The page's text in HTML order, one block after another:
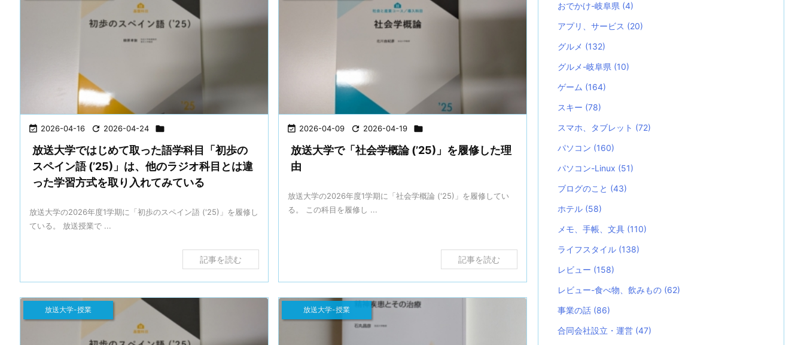
 2026-04-16  2026-04-24 
放送大学ではじめて取った語学科目「初歩の
スペイン語 (’25)」は、他のラジオ科目とは違
った学習方式を取り入れてみている
放送大学の2026年度1学期に「初歩のスペイン語 ('25)」を履修し
ている。 放送授業で ...
記事を読む
 2026-04-09  2026-04-19 
放送大学で「社会学概論 (’25)」を履修した理
由
放送大学の2026年度1学期に「社会学概論 ('25)」を履修してい
る。 この科目を履修し ...
記事を読む
放送大学-授業 放送大学-授業
おでかけ-岐阜県 (4)
アプリ、サービス (20)
グルメ (132)
グルメ-岐阜県 (10)
ゲーム (164)
スキー (78)
スマホ、タブレット (72)
パソコン (160)
パソコン-Linux (51)
ブログのこと (43)
ホテル (58)
メモ、手帳、文具 (110)
ライフスタイル (138)
レビュー (158)
レビュー-食べ物、飲みもの (62)
事業の話 (86)
合同会社設立・運営 (47)